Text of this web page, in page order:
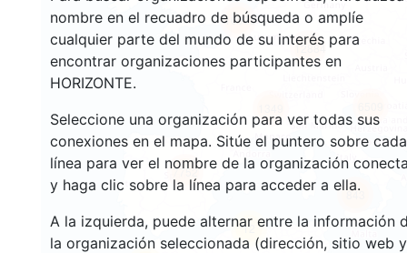
nombre en el recuadro de búsqueda o amplíe
cualquier parte del mundo de su interés para
encontrar organizaciones participantes en
HORIZONTE.
Seleccione una organización para ver todas sus
conexiones en el mapa. Sitúe el puntero sobre cada
línea para ver el nombre de la organización
y haga clic sobre la línea para acceder a ella.
A la izquierda, puede alternar entre la información
la organización seleccionada (dirección, sitio web y
12
7752
843
10075
12884